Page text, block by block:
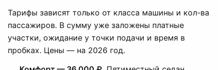
Тарифы зависят только от класса машины и кол-ва
пассажиров. В сумму уже заложены платные
участки, ожидание у точки подачи и время в
пробках. Цены — на 2026 год.